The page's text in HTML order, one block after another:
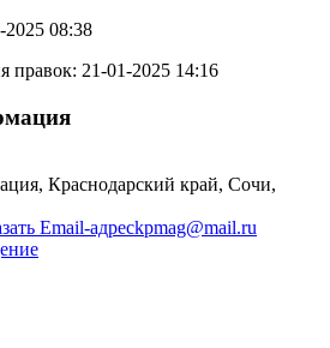
08:38
правок: 21-01-2025 14:16
, Краснодарский край, Сочи,
Email-адресkpmag@mail.ru